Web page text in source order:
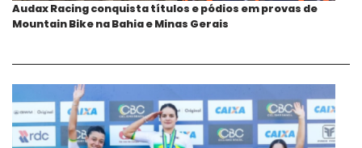
Audax Racing conquista títulos e pódios em provas de
Mountain Bike na Bahia e Minas Gerais